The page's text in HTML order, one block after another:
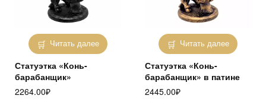
Читать далее
Статуэтка «Конь-
барабанщик»
2264.00₽
Читать далее
Статуэтка «Конь-
барабанщик» в патине
2445.00₽